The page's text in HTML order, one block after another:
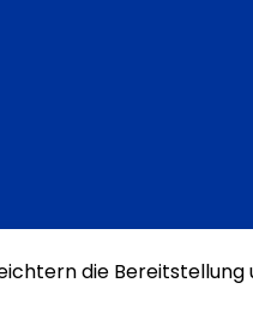
die Bereitstellung